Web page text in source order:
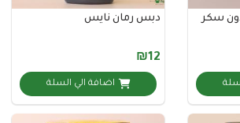
دبس رمان نايس
اضافة الي السلة